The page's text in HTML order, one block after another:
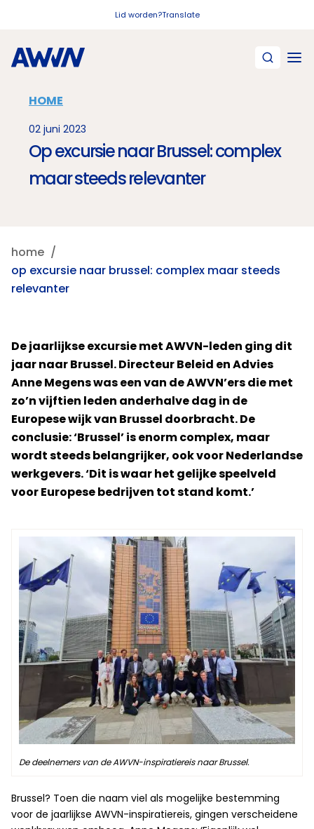
Lid worden?Translate
HOME
02 juni 2023
Op excursie naar Brussel: complex
maar steeds relevanter
home
op excursie naar brussel: complex maar steeds
relevanter
De jaarlijkse excursie met AWVN-leden ging dit
jaar naar Brussel. Directeur Beleid en Advies
Anne Megens was een van de AWVN’ers die met
zo’n vijftien leden anderhalve dag in de
Europese wijk van Brussel doorbracht. De
conclusie: ‘Brussel’ is enorm complex, maar
wordt steeds belangrijker, ook voor Nederlandse
werkgevers. ‘Dit is waar het gelijke speelveld
voor Europese bedrijven tot stand komt.’
De deelnemers van de AWVN-inspiratiereis naar Brussel.
Brussel? Toen die naam viel als mogelijke bestemming
voor de jaarlijkse AWVN-inspiratiereis, gingen verscheidene